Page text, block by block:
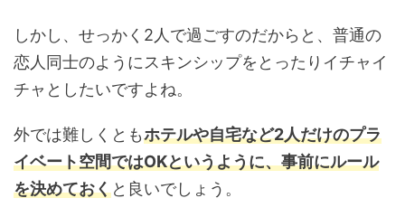
しかし、せっかく2人で過ごすのだからと、普通の
恋人同士のようにスキンシップをとったりイチャイ
チャとしたいですよね。
外では難しくともホテルや自宅など2人だけのプラ
イベート空間ではOKというように、事前にルール
を決めておくと良いでしょう。